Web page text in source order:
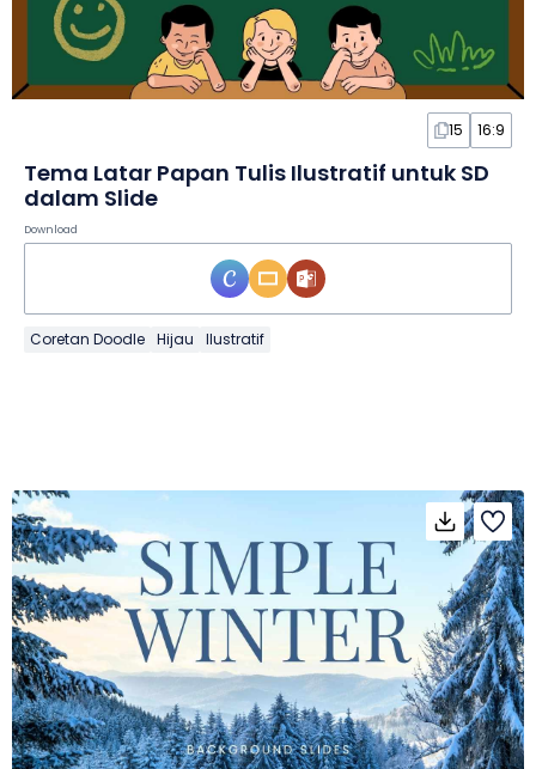
15 16:9
Tema Latar Papan Tulis Ilustratif untuk SD
dalam Slide
Download
Coretan Doodle Hijau Ilustratif